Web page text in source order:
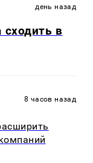
день назад
сходить в
8 часов назад